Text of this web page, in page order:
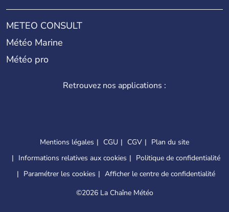
METEO CONSULT
Météo Marine
Météo pro
Retrouvez nos applications :
Mentions légales CGU CGV
Plan du site
Informations relatives aux cookies
Politique de confidentialité
Paramétrer les cookies
Afficher le centre de confidentialité
©2026 La Chaîne Météo